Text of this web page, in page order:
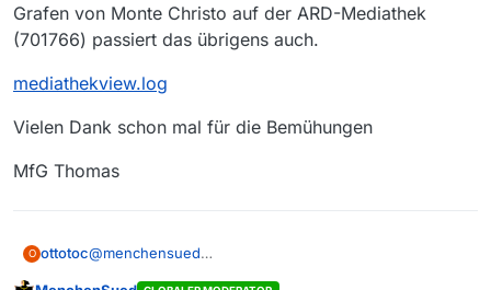
Grafen von Monte Christo auf der ARD-Mediathek
(701766) passiert das übrigens auch.
mediathekview.log
Vielen Dank schon mal für die Bemühungen
MfG Thomas
O ottotoc@menchensued